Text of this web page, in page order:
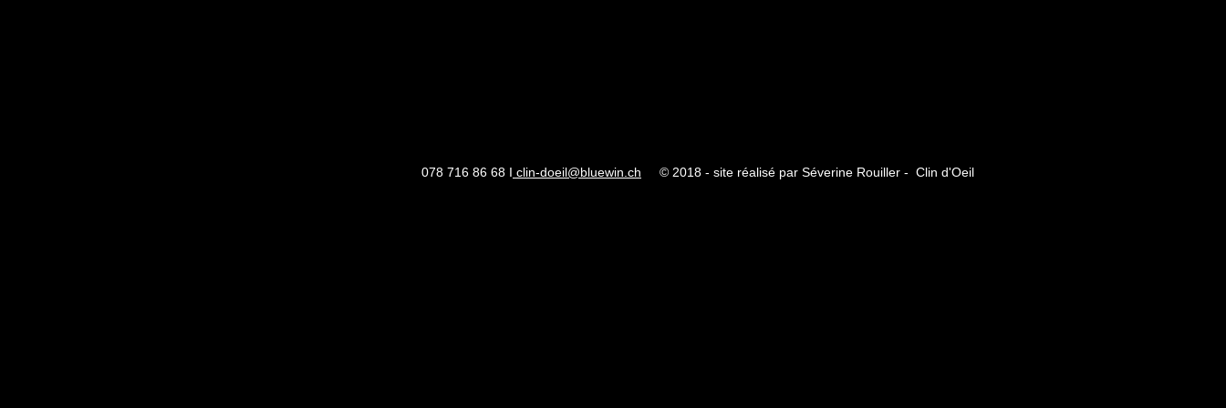
078 716 86 68 I clin-doeil@bluewin.ch © 2018 - site réalisé par Séverine Rouiller - Clin d'Oeil